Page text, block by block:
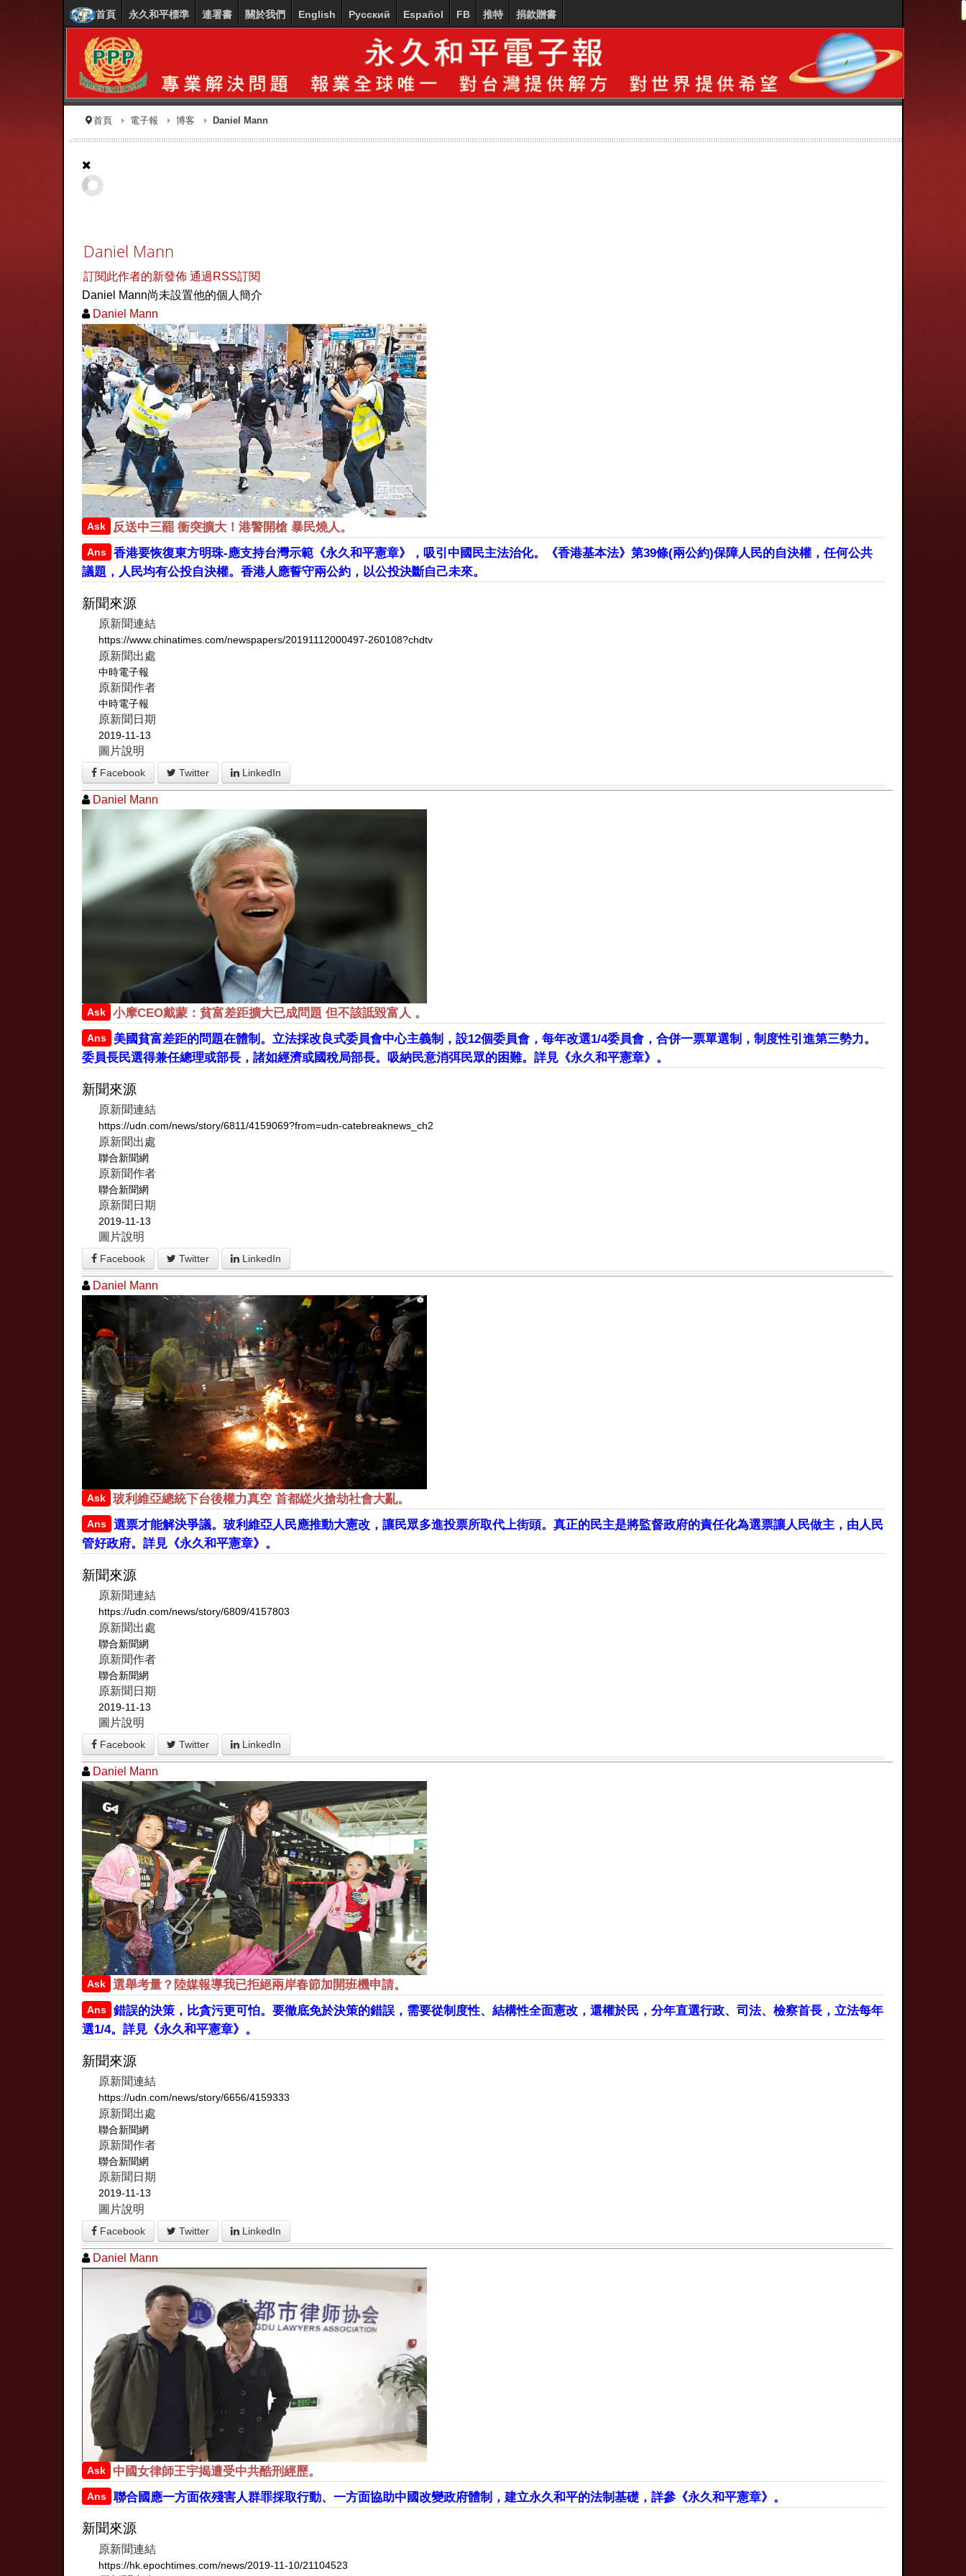
首頁 永久和平標準 連署書 關於我們 English Русский Español FB 推特 捐款贈書
首頁 電子報 博客 Daniel Mann
Daniel Mann
訂閱此作者的新發佈 通過RSS訂閱
Daniel Mann尚未設置他的個人簡介
Daniel Mann
Ask 反送中三罷 衝突擴大！港警開槍 暴民燒人。
Ans
香港要恢復東方明珠-應支持台灣示範《永久和平憲章》，吸引中國民主法治化。《香港基本法》第39條(兩公約)保障人民的自決權，任何公共
議題，人民均有公投自決權。香港人應誓守兩公約，以公投決斷自己未來。
新聞來源
原新聞連結
https://www.chinatimes.com/newspapers/20191112000497-260108?chdtv
原新聞出處
中時電子報
原新聞作者
中時電子報
原新聞日期
2019-11-13
圖片說明
Facebook Twitter LinkedIn
Daniel Mann
Ask 小摩CEO戴蒙：貧富差距擴大已成問題 但不該詆毀富人 。
Ans
美國貧富差距的問題在體制。立法採改良式委員會中心主義制，設12個委員會，每年改選1/4委員會，合併一票單選制，制度性引進第三勢力。
委員長民選得兼任總理或部長，諸如經濟或國稅局部長。吸納民意消弭民眾的困難。詳見《永久和平憲章》。
新聞來源
原新聞連結
https://udn.com/news/story/6811/4159069?from=udn-catebreaknews_ch2
原新聞出處
聯合新聞網
原新聞作者
聯合新聞網
原新聞日期
2019-11-13
圖片說明
Facebook Twitter LinkedIn
Daniel Mann
Ask 玻利維亞總統下台後權力真空 首都緃火搶劫社會大亂。
Ans
選票才能解決爭議。玻利維亞人民應推動大憲改，讓民眾多進投票所取代上街頭。真正的民主是將監督政府的責任化為選票讓人民做主，由人民
管好政府。詳見《永久和平憲章》。
新聞來源
原新聞連結
https://udn.com/news/story/6809/4157803
原新聞出處
聯合新聞網
原新聞作者
聯合新聞網
原新聞日期
2019-11-13
圖片說明
Facebook Twitter LinkedIn
Daniel Mann
Ask 選舉考量？陸媒報導我已拒絕兩岸春節加開班機申請。
Ans
錯誤的決策，比貪污更可怕。要徹底免於決策的錯誤，需要從制度性、結構性全面憲改，還權於民，分年直選行政、司法、檢察首長，立法每年
選1/4。詳見《永久和平憲章》。
新聞來源
原新聞連結
https://udn.com/news/story/6656/4159333
原新聞出處
聯合新聞網
原新聞作者
聯合新聞網
原新聞日期
2019-11-13
圖片說明
Facebook Twitter LinkedIn
Daniel Mann
Ask 中國女律師王宇揭遭受中共酷刑經歷。
Ans 聯合國應一方面依殘害人群罪採取行動、一方面協助中國改變政府體制，建立永久和平的法制基礎，詳參《永久和平憲章》。
新聞來源
原新聞連結
https://hk.epochtimes.com/news/2019-11-10/21104523